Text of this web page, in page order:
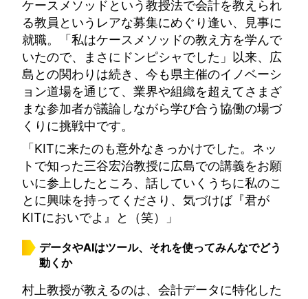
ケースメソッドという教授法で会計を教えられ
る教員というレアな募集にめぐり逢い、見事に
就職。「私はケースメソッドの教え方を学んで
いたので、まさにドンピシャでした」以来、広
島との関わりは続き、今も県主催のイノベーシ
ョン道場を通じて、業界や組織を超えてさまざ
まな参加者が議論しながら学び合う協働の場づ
くりに挑戦中です。
「KITに来たのも意外なきっかけでした。ネッ
トで知った三谷宏治教授に広島での講義をお願
いに参上したところ、話していくうちに私のこ
とに興味を持ってくださり、気づけば『君が
KITにおいでよ』と（笑）」
データやAIはツール、それを使ってみんなでどう
動くか
村上教授が教えるのは、会計データに特化した